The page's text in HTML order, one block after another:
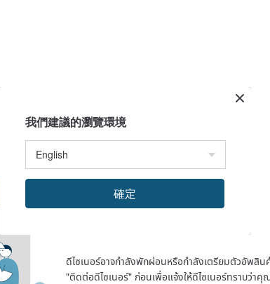
ดีไซเนอร์อาจกำลังพักผ่อนหรือกำลังเตรียมตัวอัพสิน
"ติดต่อดีไซเนอร์" ก่อนเพื่อแจ้งให้ดีไซเนอร์ทราบว่า
我們建議的瀏覽環境
確定